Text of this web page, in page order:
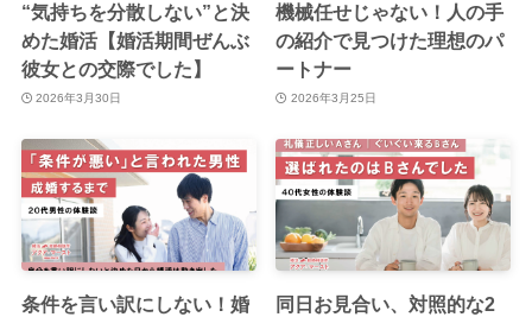
“気持ちを分散しない”と決
めた婚活【婚活期間ぜんぶ
彼女との交際でした】
2026年3月30日
機械任せじゃない！人の手
の紹介で見つけた理想のパ
ートナー
2026年3月25日
条件を言い訳にしない！婚
同日お見合い、対照的な2